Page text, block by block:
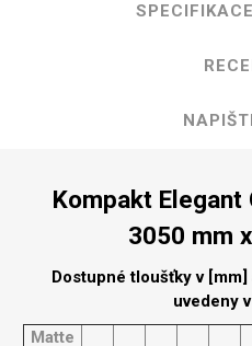
Kompakt Elegant
3050 mm
Dostupné tloušťky v
uvedeny
Matte